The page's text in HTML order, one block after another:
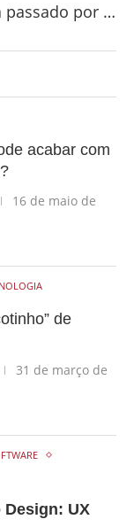
passado por …
acabar com
16 de maio de
de
31 de março de
Design: UX